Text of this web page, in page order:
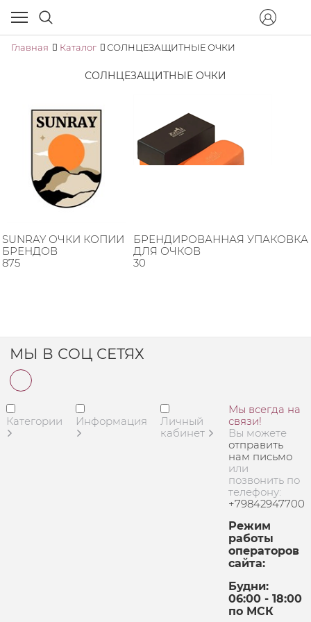
Главная Каталог СОЛНЦЕЗАЩИТНЫЕ ОЧКИ
СОЛНЦЕЗАЩИТНЫЕ ОЧКИ
SUNRAY ОЧКИ КОПИИ
БРЕНДОВ
875
БРЕНДИРОВАННАЯ УПАКОВКА
ДЛЯ ОЧКОВ
30
МЫ В СОЦ СЕТЯХ
Категории Информация
Личный
кабинет
Мы всегда на
связи!
Вы можете
отправить
нам письмо
или
позвонить по
телефону:
+79842947700
Режим
работы
операторов
сайта:
Будни:
06:00 - 18:00
по МСК